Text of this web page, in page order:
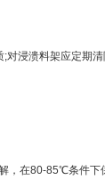
浸溃料架应定期清
在80-85℃条件下